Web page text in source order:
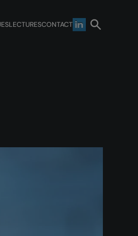
LECTURESCONTACT